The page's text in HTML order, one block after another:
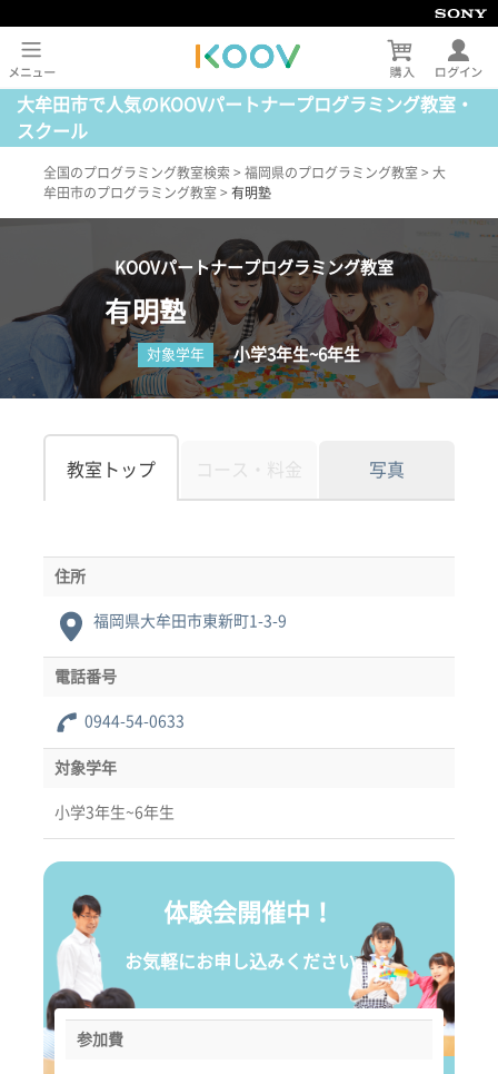
大牟田市で人気のKOOVパートナープログラミング教室・
スクール
全国のプログラミング教室検索 > 福岡県のプログラミング教室 > 大
牟田市のプログラミング教室 > 有明塾
KOOVパートナープログラミング教室
有明塾
対象学年 小学3年生~6年生
教室トップ コース・料金 写真
住所
福岡県大牟田市東新町1-3-9
電話番号
0944-54-0633
対象学年
小学3年生~6年生
体験会開催中！
お気軽にお申し込みください。
参加費